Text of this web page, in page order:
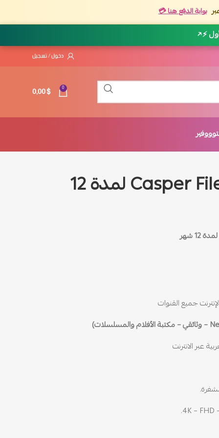
بوابة الدفع هنا 💳
⚡
↗
دخول / تسجيل
0
0,00$
اشتراك كاسبر Casper Filex لمدة 12
جميع القنوات
عبر الانترنت